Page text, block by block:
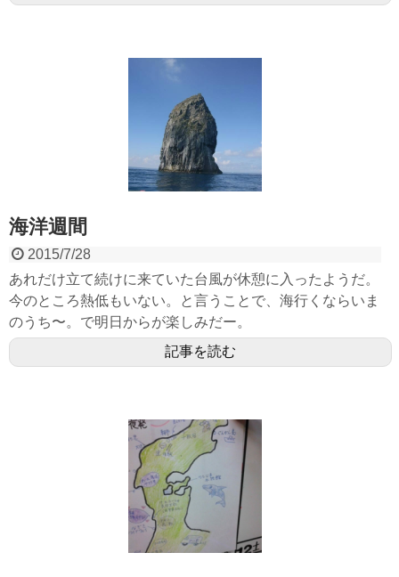
海洋週間
2015/7/28
あれだけ立て続けに来ていた台風が休憩に入ったようだ。
今のところ熱低もいない。と言うことで、海行くならいま
のうち〜。で明日からが楽しみだー。
記事を読む